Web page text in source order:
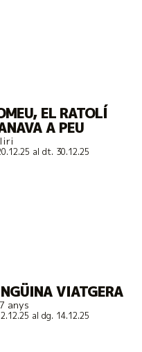
EL RATOLÍ
A PEU
al dt. 30.12.25
VIATGERA
anys
al dg. 14.12.25